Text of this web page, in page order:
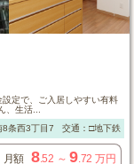
定で、ご入居しやすい有料
、生活...
条西3丁目7 交通：□地下鉄「
月額 8.52 ～9.72 万円